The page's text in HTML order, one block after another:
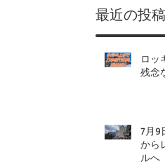
​最近の投稿
ロッ
残念
7月9
から
ルへ